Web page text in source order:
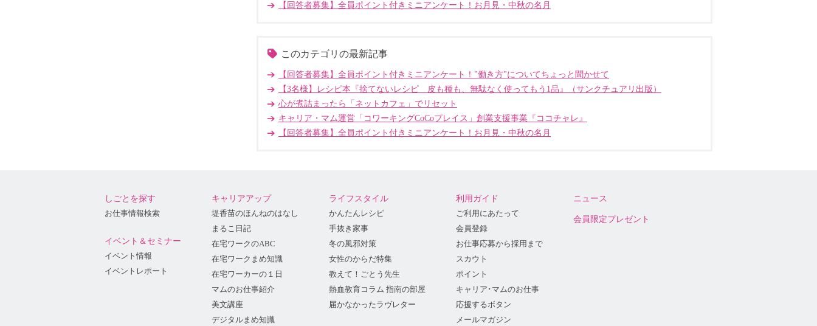
【回答者募集】全員ポイント付きミニアンケート！お月見・中秋の名月
このカテゴリの最新記事
【回答者募集】全員ポイント付きミニアンケート！"働き方"についてちょっと聞かせて
【3名様】レシピ本『捨てないレシピ 皮も種も、無駄なく使ってもう1品』（サンクチュアリ出版）
心が煮詰まったら「ネットカフェ」でリセット
キャリア・マム運営「コワーキングCoCoプレイス」創業支援事業『ココチャレ』
【回答者募集】全員ポイント付きミニアンケート！お月見・中秋の名月
しごとを探す
お仕事情報検索
イベント＆セミナー
イベント情報
イベントレポート
キャリアアップ
堤香苗のほんねのはなし
まるこ日記
在宅ワークのABC
在宅ワークまめ知識
在宅ワーカーの１日
マムのお仕事紹介
美文講座
デジタルまめ知識
ライフスタイル
かんたんレシピ
手抜き家事
冬の風邪対策
女性のからだ特集
教えて！ごとう先生
熱血教育コラム 指南の部屋
届かなかったラヴレター
利用ガイド
ご利用にあたって
会員登録
お仕事応募から採用まで
スカウト
ポイント
キャリア･マムのお仕事
応援するボタン
メールマガジン
ニュース
会員限定プレゼント